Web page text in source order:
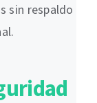
sin respaldo